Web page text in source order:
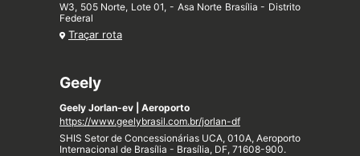
W3, 505 Norte, Lote 01, - Asa Norte Brasília - Distrito
Federal
Traçar rota
Geely
Geely Jorlan-ev | Aeroporto
https://www.geelybrasil.com.br/jorlan-df
SHIS Setor de Concessionárias UCA, 010A, Aeroporto
Internacional de Brasília - Brasília, DF, 71608-900.